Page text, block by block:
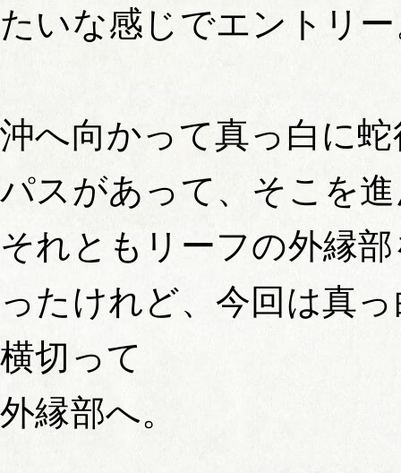
たいな感じでエントリ
沖へ向かって真っ白に
パスがあって、そこを
それともリーフの外縁
ったけれど、今回は真
横切って
外縁部へ。